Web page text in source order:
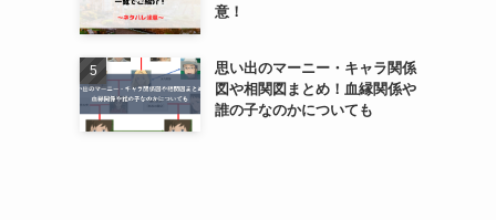
意！
思い出のマーニー・キャラ関係
図や相関図まとめ！血縁関係や
誰の子なのかについても